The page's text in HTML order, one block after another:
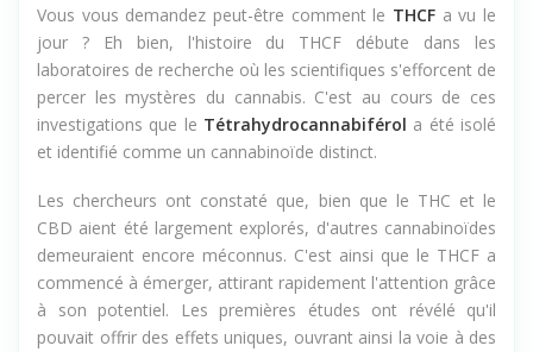
Vous vous demandez peut-être comment le THCF a vu le
jour ? Eh bien, l'histoire du THCF débute dans les
laboratoires de recherche où les scientifiques s'efforcent de
percer les mystères du cannabis. C'est au cours de ces
investigations que le Tétrahydrocannabiférol a été isolé
et identifié comme un cannabinoïde distinct.
Les chercheurs ont constaté que, bien que le THC et le
CBD aient été largement explorés, d'autres cannabinoïdes
demeuraient encore méconnus. C'est ainsi que le THCF a
commencé à émerger, attirant rapidement l'attention grâce
à son potentiel. Les premières études ont révélé qu'il
pouvait offrir des effets uniques, ouvrant ainsi la voie à des